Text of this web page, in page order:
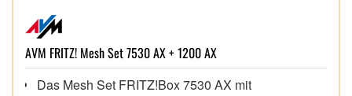
AVM FRITZ! Mesh Set 7530 AX + 1200 AX
Das Mesh Set FRITZ!Box 7530 AX mit